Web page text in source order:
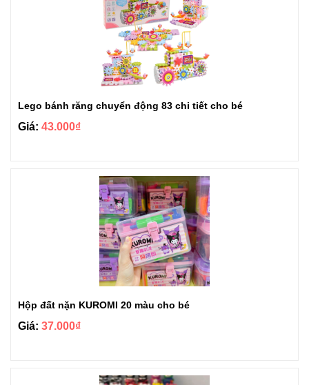
Lego bánh răng chuyển động 83 chi tiết cho bé
Giá: 43.000₫
Hộp đất nặn KUROMI 20 màu cho bé
Giá: 37.000₫